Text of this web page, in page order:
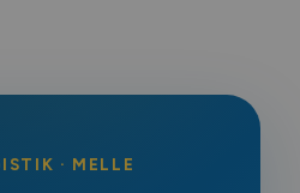
· MELLE